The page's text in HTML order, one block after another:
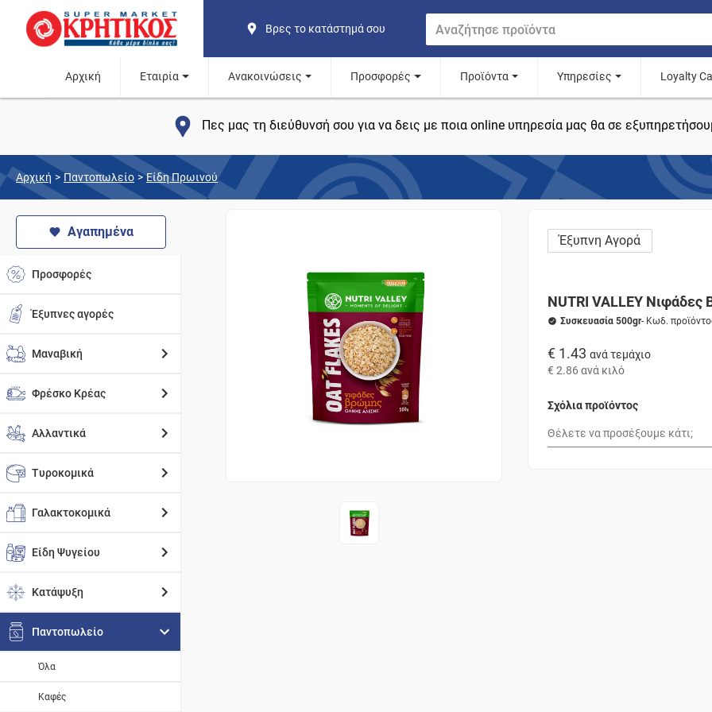
Βρες το κατάστημά σου
Αρχική Εταιρία Ανακοινώσεις Προσφορές Προϊόντα Υπηρεσίες Loyalty
Πες μας τη διεύθυνσή σου για να δεις με ποια online υπηρεσία μας θα σε
Αρχική > Παντοπωλείο > Είδη Πρωινού
Αγαπημένα
Προσφορές
Έξυπνες αγορές
Μαναβική
Φρέσκο Κρέας
Αλλαντικά
Τυροκομικά
Γαλακτοκομικά
Είδη Ψυγείου
Κατάψυξη
Παντοπωλείο
Όλα
Καφές
Έξυπνη Αγορά
NUTRI VALLEY
Συσκευασία 500gr- Κωδ.
€ 1.43 ανά τεμάχιο
€ 2.86 ανά κιλό
Σχόλια προϊόντος